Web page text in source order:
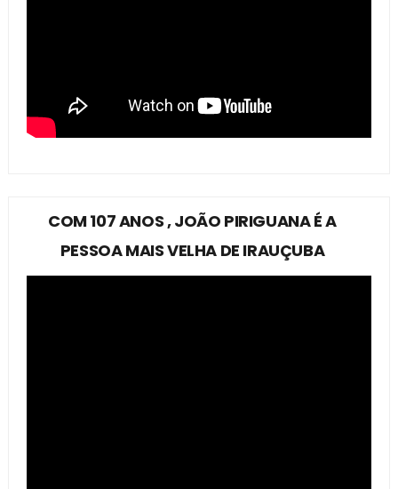
COM 107 ANOS , JOÃO PIRIGUANA É A
PESSOA MAIS VELHA DE IRAUÇUBA